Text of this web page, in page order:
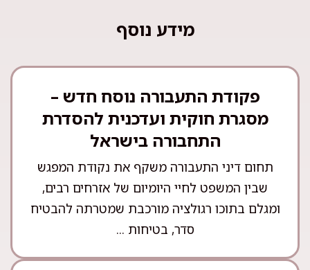
מידע נוסף
פקודת התעבורה נוסח חדש –
מסגרת חוקית ועדכנית להסדרת
התחבורה בישראל
תחום דיני התעבורה משקף את נקודת המפגש
שבין המשפט לחיי היומיום של אזרחים רבים,
ומגלם בתוכו רגולציה מורכבת שמטרתה להבטיח
סדר, בטיחות ...